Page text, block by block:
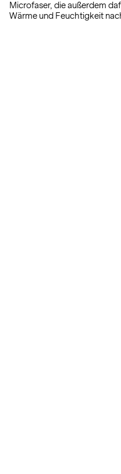
Microfaser, die außerdem
Wärme und Feuchtigkeit